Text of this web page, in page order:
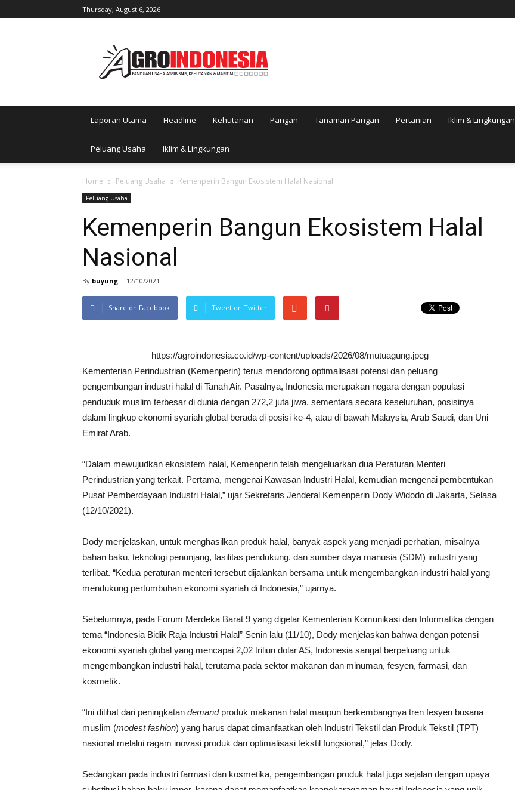
Thursday, August 6, 2026
Laporan Utama Headline Kehutanan Pangan Tanaman Pangan Pertanian Iklim & Lingkungan
Peluang Usaha Iklim & Lingkungan
Home Peluang Usaha Kemenperin Bangun Ekosistem Halal Nasional
Peluang Usaha
Kemenperin Bangun Ekosistem Halal
Nasional
By buyung - 12/10/2021
Share on Facebook Tweet on Twitter
https://agroindonesia.co.id/wp-content/uploads/2026/08/mutuagung.jpeg
Kementerian Perindustrian (Kemenperin) terus mendorong optimalisasi potensi dan peluang
pengembangan industri halal di Tanah Air. Pasalnya, Indonesia merupakan negara dengan populasi
penduduk muslim terbesar di dunia dengan 272,2 juta jiwa, sementara secara keseluruhan, posisinya
dalam lingkup ekonomi syariah global berada di posisi ke-4, atau di bawah Malaysia, Arab Saudi, dan Uni
Emirat Arab.
“Dalam mewujudkan ekosistem halal, Kemenperin telah mengeluarkan dua Peraturan Menteri
Perindustrian yang terkait. Pertama, mengenai Kawasan Industri Halal, kemudian mengenai pembentukan
Pusat Pemberdayaan Industri Halal,” ujar Sekretaris Jenderal Kemenperin Dody Widodo di Jakarta, Selasa
(12/10/2021).
Dody menjelaskan, untuk menghasilkan produk halal, banyak aspek yang menjadi perhatian, misalnya
bahan baku, teknologi penunjang, fasilitas pendukung, dan sumber daya manusia (SDM) industri yang
terlibat. “Kedua peraturan menteri tersebut dijalankan bersama untuk mengembangkan industri halal yang
mendukung pertumbuhan ekonomi syariah di Indonesia,” ujarnya.
Sebelumnya, pada Forum Merdeka Barat 9 yang digelar Kementerian Komunikasi dan Informatika dengan
tema “Indonesia Bidik Raja Industri Halal” Senin lalu (11/10), Dody menjelaskan bahwa dengan potensi
ekonomi syariah global yang mencapai 2,02 triliun dolar AS, Indonesia sangat berpeluang untuk
mengembangkan industri halal, terutama pada sektor makanan dan minuman, fesyen, farmasi, dan
kosmetik.
“Ini dilihat dari peningkatan demandproduk makanan halal maupun berkembangnya tren fesyen busana
muslim (modest fashion) yang harus dapat dimanfaatkan oleh Industri Tekstil dan Produk Tekstil (TPT)
nasional melalui ragam inovasi produk dan optimalisasi tekstil fungsional,” jelas Dody.
Sedangkan pada industri farmasi dan kosmetika, pengembangan produk halal juga sejalan dengan upaya